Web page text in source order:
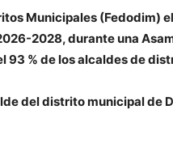
Municipales (Fedodim)
2028, durante una
93 % de los alcaldes de
del distrito municipal de